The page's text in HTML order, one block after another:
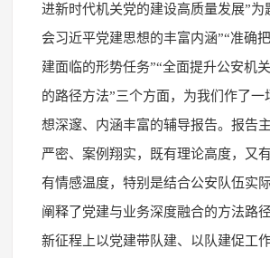
进新时代机关党的建设高质量发展”为
会习近平党建思想的丰富内涵”“准确
建面临的形势任务”“全面提升公安机
的路径方法”三个方面，为我们作了一
想深邃、内涵丰富的辅导报告。报告
严密、案例翔实，既有理论高度，又
有情感温度，特别是结合公安队伍实
阐释了党建与业务深度融合的方法路
新征程上以党建带队建、以队建促工